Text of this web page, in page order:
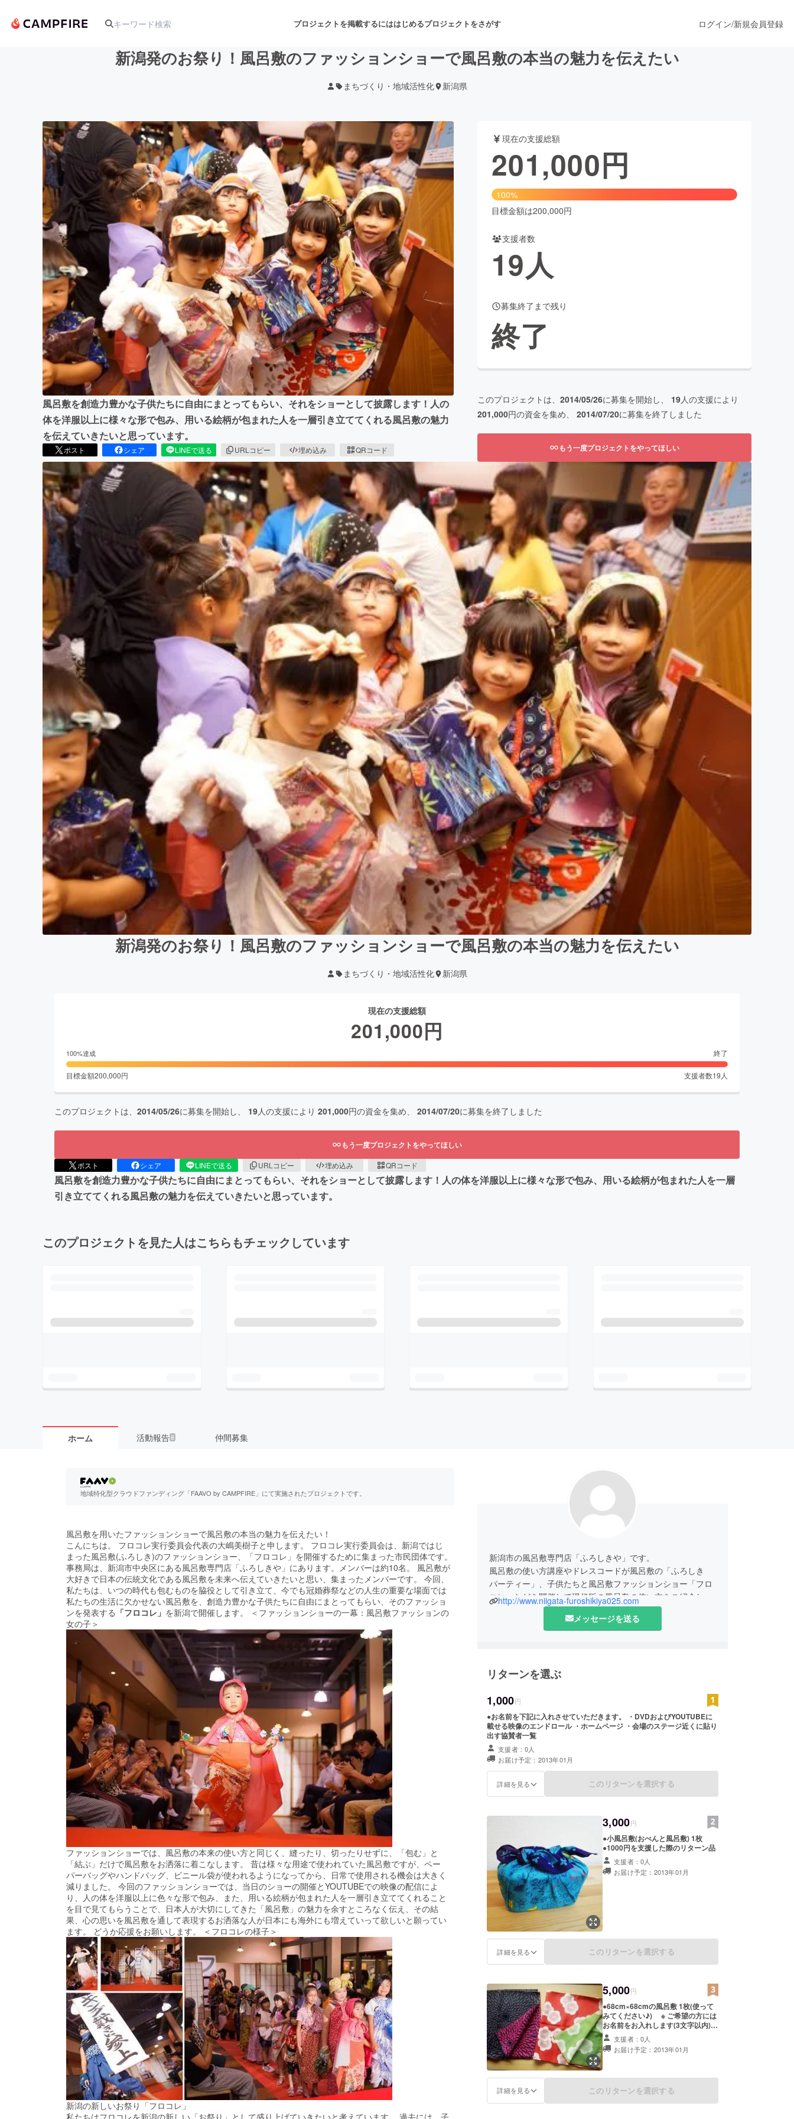
プロジェクトを掲載するにははじめるプロジェクトをさがす
アート・写真 音楽 舞台・パフォーマンス
テクノロジー・ガジェット ゲーム・サービス開発 フード・飲食店 ファッション
映像・映画 書籍・雑誌出版
ビジネス・起業 チャレンジ ビューティー・ヘルスケア
まちづくり・地域活性化
CAMPFIRE for Social GoodCAMPFIRE Creation
CAMPFIREふるさと納税
machi-ya
ログイン/新規会員登録
新潟発のお祭り！風呂敷のファッションショーで風呂敷の本当の魅力を伝えたい
まちづくり・地域活性化 新潟県
風呂敷を創造力豊かな子供たちに自由にまとってもらい、それをショーとして披露します！人の
体を洋服以上に様々な形で包み、用いる絵柄が包まれた人を一層引き立ててくれる風呂敷の魅力
を伝えていきたいと思っています。
ポスト シェア LINEで送る URLコピー 埋め込み QRコード
現在の支援総額
201,000円
100%
目標金額は200,000円
支援者数
19人
募集終了まで残り
終了
このプロジェクトは、 2014/05/26に募集を開始し、 19人の支援により
201,000円の資金を集め、 2014/07/20に募集を終了しました
もう一度プロジェクトをやってほしい
新潟発のお祭り！風呂敷のファッションショーで風呂敷の本当の魅力を伝えたい
まちづくり・地域活性化 新潟県
現在の支援総額
201,000円
100%達成 終了
目標金額200,000円 支援者数19 人
このプロジェクトは、 2014/05/26に募集を開始し、 19人の支援により 201,000円の資金を集め、 2014/07/20に募集を終了しました
もう一度プロジェクトをやってほしい
ポスト シェア LINEで送る URLコピー 埋め込み QRコード
風呂敷を創造力豊かな子供たちに自由にまとってもらい、それをショーとして披露します！人の体を洋服以上に様々な形で包み、用いる絵柄が包まれた人を一層
引き立ててくれる風呂敷の魅力を伝えていきたいと思っています。
このプロジェクトを見た人はこちらもチェックしています
ホーム 活動報告8 仲間募集
地域特化型クラウドファンディング「FAAVO by CAMPFIRE」にて実施されたプロジェクトです。
風呂敷を用いたファッションショーで風呂敷の本当の魅力を伝えたい！
こんにちは。 フロコレ実行委員会代表の大嶋美樹子と申します。 フロコレ実行委員会は、新潟ではじ
まった風呂敷(ふろしき)のファッションショー、「フロコレ」を開催するために集まった市民団体です。
事務局は、新潟市中央区にある風呂敷専門店「ふろしきや」にあります。メンバーは約10名。 風呂敷が
大好きで日本の伝統文化である風呂敷を未来へ伝えていきたいと思い、集まったメンバーです。 今回、
私たちは、いつの時代も包むものを脇役として引き立て、今でも冠婚葬祭などの人生の重要な場面では
私たちの生活に欠かせない風呂敷を、創造力豊かな子供たちに自由にまとってもらい、そのファッショ
ンを発表する 「フロコレ」 を新潟で開催します。 ＜ファッションショーの一幕：風呂敷ファッションの
女の子＞
ファッションショーでは、風呂敷の本来の使い方と同じく、縫ったり、切ったりせずに、「包む」と
「結ぶ」だけで風呂敷をお洒落に着こなします。 昔は様々な用途で使われていた風呂敷ですが、ペー
パーバッグやハンドバッグ、ビニール袋が使われるようになってから、日常で使用される機会は大きく
減りました。 今回のファッションショーでは、当日のショーの開催とYOUTUBEでの映像の配信によ
り、人の体を洋服以上に色々な形で包み、また、用いる絵柄が包まれた人を一層引き立ててくれること
を目で見てもらうことで、日本人が大切にしてきた「風呂敷」の魅力を余すところなく伝え、その結
果、心の思いを風呂敷を通して表現するお洒落な人が日本にも海外にも増えていって欲しいと願ってい
ます。 どうか応援をお願いします。 ＜フロコレの様子＞
新潟の新しいお祭り「フロコレ」
私たちはフロコレを新潟の新しい「お祭り」として盛り上げていきたいと考えています。 過去には、子
新潟市の風呂敷専門店「ふろしきや」です。
風呂敷の使い方講座やドレスコードが風呂敷の「ふろしき
パーティー」、子供たちと風呂敷ファッションショー「フロ
コレ」などを開催して現代版の風呂敷の使い方をご紹介して
おります。よろしくお願いします。
http://www.niigata-furoshikiya025.com
メッセージを送る
リターンを選ぶ
1,000円
●お名前を下記に入れさせていただきます。 ・DVDおよびYOUTUBEに
載せる映像のエンドロール ・ホームページ ・会場のステージ近くに貼り
出す協賛者一覧
支援者：0人
お届け予定：2013年01月
詳細を見る このリターンを選択する
3,000円
●小風呂敷(おべんと風呂敷) 1枚
●1000円を支援した際のリターン品
支援者：0人
お届け予定：2013年01月
詳細を見る このリターンを選択する
5,000円
●68cm×68cmの風呂敷 1枚(使って
みてください♪) ※ ご希望の方には
お名前をお入れします(3文字以内)
●1000円を支援した際のリターン品
支援者：0人
お届け予定：2013年01月
詳細を見る このリターンを選択する